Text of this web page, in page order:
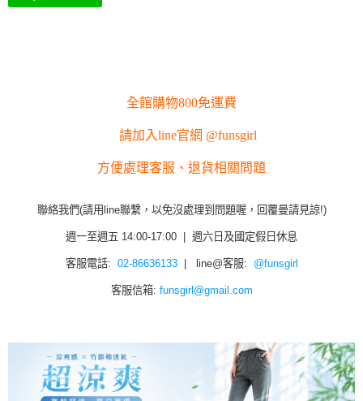
全館購物800免運費
請加入line官網 @funsgirl
方便處理客服、退貨相關問題
聯絡我們(請用line聯繫，以免沒處理到問題喔，回覆曼請見諒!)
週一至週五 14:00-17:00 | 週六日及國定假日休息
客服電話: 02-86636133| line@客服: @funsgirl
客服信箱: funsgirl@gmail.com